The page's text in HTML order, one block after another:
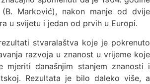
Marković), nakon manje od dvije
u svijetu i jedan od prvih u Europi.
stvaralaštva koje je pokrenuto
razvoja u znanost u vrijeme koje
mjeriti današnjim stanjem znanosti i
Rezultata je bilo daleko više, a